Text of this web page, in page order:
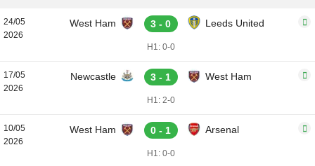
24/05
2026
West Ham 3 - 0 Leeds United
H1: 0-0
17/05
2026
Newcastle 3 - 1 West Ham
H1: 2-0
10/05
2026
West Ham 0 - 1 Arsenal
H1: 0-0